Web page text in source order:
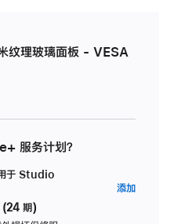
理玻璃面板 - VESA
服务计划？
于 Studio
(24 期)
添加